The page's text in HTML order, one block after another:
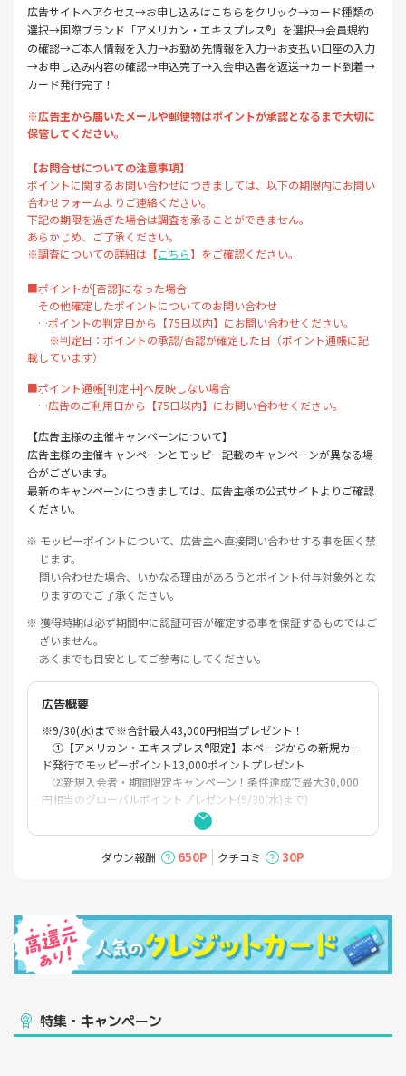
広告サイトへアクセス→お申し込みはこちらをクリック→カード種類の
選択→国際ブランド「アメリカン・エキスプレス®」を選択→会員規約
の確認→ご本人情報を入力→お勤め先情報を入力→お支払い口座の入力
→お申し込み内容の確認→申込完了→入会申込書を返送→カード到着→
カード発行完了！
※広告主から届いたメールや郵便物はポイントが承認となるまで大切に
保管してください。
【お問合せについての注意事項】
ポイントに関するお問い合わせにつきましては、以下の期限内にお問い
合わせフォームよりご連絡ください。
下記の期限を過ぎた場合は調査を承ることができません。
あらかじめ、ご了承ください。
※調査についての詳細は【こちら】をご確認ください。
■ポイントが[否認]になった場合
その他確定したポイントについてのお問い合わせ
…ポイントの判定日から【75日以内】にお問い合わせください。
※判定日：ポイントの承認/否認が確定した日（ポイント通帳に記
載しています）
■ポイント通帳[判定中]へ反映しない場合
…広告のご利用日から【75日以内】にお問い合わせください。
【広告主様の主催キャンペーンについて】
広告主様の主催キャンペーンとモッピー記載のキャンペーンが異なる場
合がございます。
最新のキャンペーンにつきましては、広告主様の公式サイトよりご確認
ください。
※ モッピーポイントについて、広告主へ直接問い合わせする事を固く禁
じます。
問い合わせた場合、いかなる理由があろうとポイント付与対象外とな
りますのでご了承ください。
※ 獲得時期は必ず期間中に認証可否が確定する事を保証するものではご
ざいません。
あくまでも目安としてご参考にしてください。
広告概要
※9/30(水)まで※合計最大43,000円相当プレゼント！
①【アメリカン・エキスプレス®限定】本ページからの新規カー
ド発行でモッピーポイント13,000ポイントプレゼント
②新規入会者・期間限定キャンペーン！条件達成で最大30,000
円相当のグローバルポイントプレゼント(9/30(水)まで)
ちゃんとおトクな、頼れる一枚。
【年会費永年無料】の三菱ＵＦＪカード
元！（*2）
■新規入会者・期間限定キャンペーン！条件達成で最大30,000円
相当のグローバルポイントプレゼント！
└新規入会特典で10,000円相当のグローバルポイントプレゼン
一定期間7%→20%に還元率UP！最大20,000円相当のグローバル
ポイントプレゼント（*4）
ダウン報酬 650P クチコミ 30P
特集・キャンペーン